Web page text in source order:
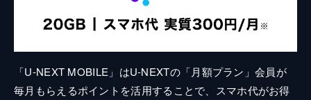
「U-NEXT MOBILE」はU-NEXTの「月額プラン」会員が
毎月もらえるポイントを活用することで、スマホ代がお得